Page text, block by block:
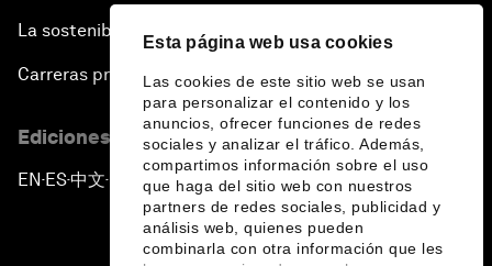
Esta página web usa cookies
Las cookies de este sitio web se usan
para personalizar el contenido y los
anuncios, ofrecer funciones de redes
sociales y analizar el tráfico. Además,
compartimos información sobre el uso
que haga del sitio web con nuestros
partners de redes sociales, publicidad y
análisis web, quienes pueden
combinarla con otra información que les
La sostenibilidad en el Foro
Carreras profesionales
Ediciones en otros idiomas
EN ▪ES▪中文▪ 日本語